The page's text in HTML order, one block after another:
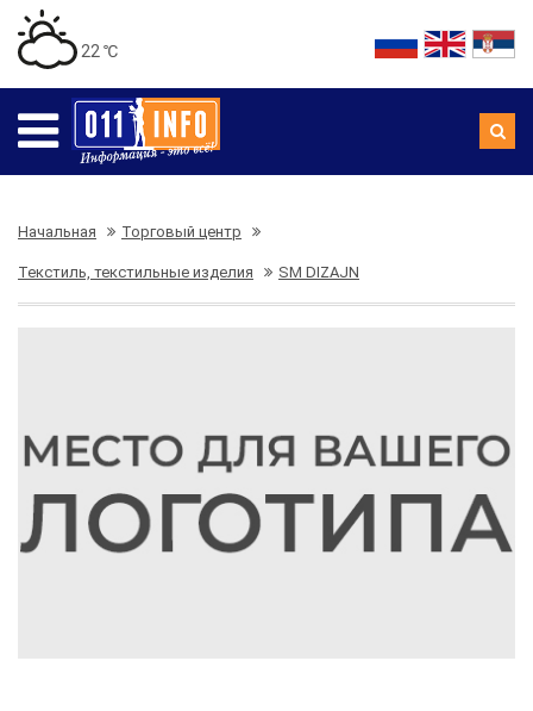
22 ℃
Начальная Торговый центр
Текстиль, текстильные изделия SM DIZAJN